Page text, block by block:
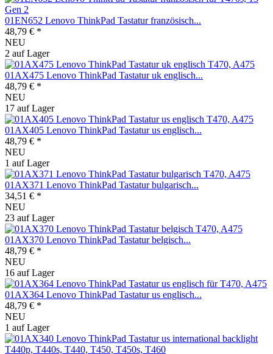
01EN652 Lenovo ThinkPad Tastatur französisch...
48,79 € *
NEU
2 auf Lager
01AX475 Lenovo ThinkPad Tastatur uk englisch...
48,79 € *
NEU
17 auf Lager
01AX405 Lenovo ThinkPad Tastatur us englisch...
48,79 € *
NEU
1 auf Lager
01AX371 Lenovo ThinkPad Tastatur bulgarisch...
34,51 € *
NEU
23 auf Lager
01AX370 Lenovo ThinkPad Tastatur belgisch...
48,79 € *
NEU
16 auf Lager
01AX364 Lenovo ThinkPad Tastatur us englisch...
48,79 € *
NEU
1 auf Lager